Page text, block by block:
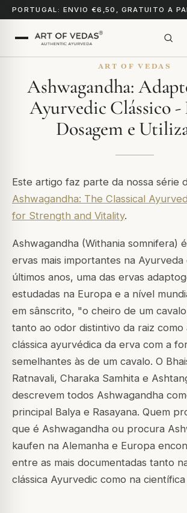
PORTUGAL: ENVIO €6,50, GRATUITO A
ART OF VEDAS
Ashwagandha:
Ayurvedic Clássico -
Dosagem e
Este artigo faz parte da nossa série
Ashwagandha: The Classical
for Strength and Vitality.
Ashwagandha (Withania somnifera)
ervas mais importantes na Ayurveda
últimos anos, uma das ervas
estudadas na Europa e a nível
em sânscrito, "o cheiro de um
tanto ao odor distintivo da raiz como
clássica ayurvédica da erva com a
semelhantes às de um cavalo. O
Ratnavali, Charaka Samhita e
descrevem todos Ashwagandha
principal Balya e Rasayana. Quem
que é Ashwagandha ou procura
kaufen na Alemanha e Europa
entre as mais documentadas tanto
clássica Ayurvedic como na